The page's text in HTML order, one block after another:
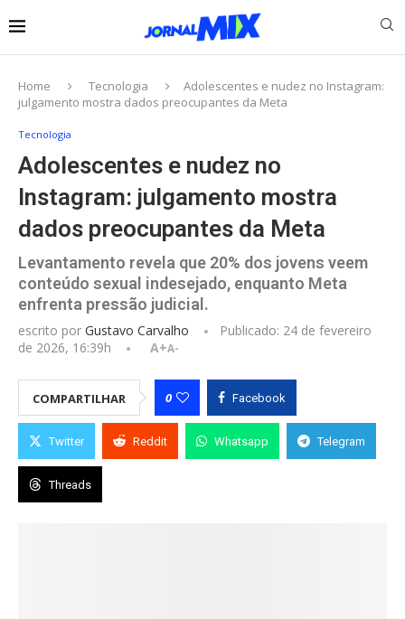
Home Tecnologia
Adolescentes e nudez no Instagram:
julgamento mostra dados preocupantes da Meta
Tecnologia
Adolescentes e nudez no
Instagram: julgamento mostra
dados preocupantes da Meta
Levantamento revela que 20% dos jovens veem
conteúdo sexual indesejado, enquanto Meta
enfrenta pressão judicial.
escrito por Gustavo Carvalho Publicado: 24 de fevereiro
de 2026, 16:39h
A+A-
COMPARTILHAR 0 Facebook
Twitter Reddit Whatsapp Telegram
Threads